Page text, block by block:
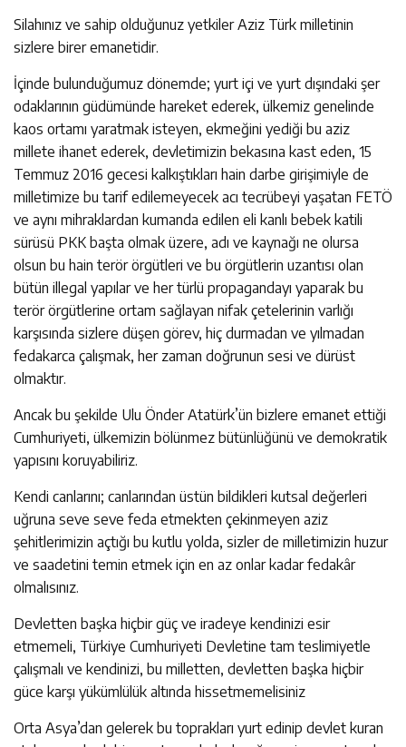
Silahınız ve sahip olduğunuz yetkiler Aziz Türk milletinin
sizlere birer emanetidir.
İçinde bulunduğumuz dönemde; yurt içi ve yurt dışındaki şer
odaklarının güdümünde hareket ederek, ülkemiz genelinde
kaos ortamı yaratmak isteyen, ekmeğini yediği bu aziz
millete ihanet ederek, devletimizin bekasına kast eden, 15
Temmuz 2016 gecesi kalkıştıkları hain darbe girişimiyle de
milletimize bu tarif edilemeyecek acı tecrübeyi yaşatan FETÖ
ve aynı mihraklardan kumanda edilen eli kanlı bebek katili
sürüsü PKK başta olmak üzere, adı ve kaynağı ne olursa
olsun bu hain terör örgütleri ve bu örgütlerin uzantısı olan
bütün illegal yapılar ve her türlü propagandayı yaparak bu
terör örgütlerine ortam sağlayan nifak çetelerinin varlığı
karşısında sizlere düşen görev, hiç durmadan ve yılmadan
fedakarca çalışmak, her zaman doğrunun sesi ve dürüst
olmaktır.
Ancak bu şekilde Ulu Önder Atatürk’ün bizlere emanet ettiği
Cumhuriyeti, ülkemizin bölünmez bütünlüğünü ve demokratik
yapısını koruyabiliriz.
Kendi canlarını; canlarından üstün bildikleri kutsal değerleri
uğruna seve seve feda etmekten çekinmeyen aziz
şehitlerimizin açtığı bu kutlu yolda, sizler de milletimizin huzur
ve saadetini temin etmek için en az onlar kadar fedakâr
olmalısınız.
Devletten başka hiçbir güç ve iradeye kendinizi esir
etmemeli, Türkiye Cumhuriyeti Devletine tam teslimiyetle
çalışmalı ve kendinizi, bu milletten, devletten başka hiçbir
güce karşı yükümlülük altında hissetmemelisiniz
Orta Asya’dan gelerek bu toprakları yurt edinip devlet kuran